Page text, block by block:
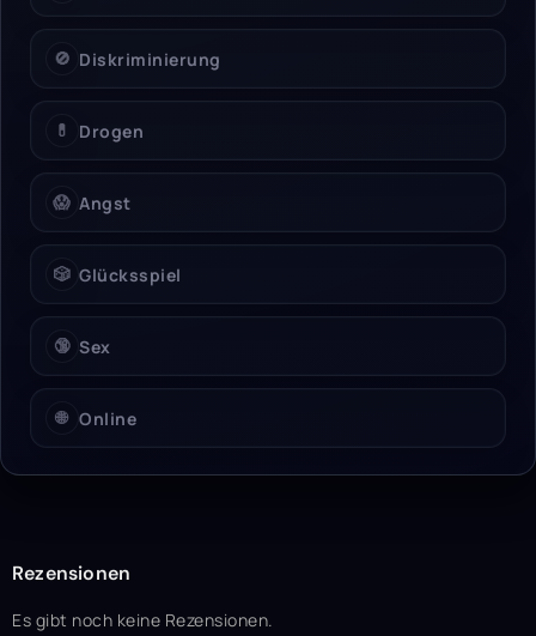
🚫 Diskriminierung
💊 Drogen
😱 Angst
🎲 Glücksspiel
🔞 Sex
🌐 Online
Rezensionen
Es gibt noch keine Rezensionen.